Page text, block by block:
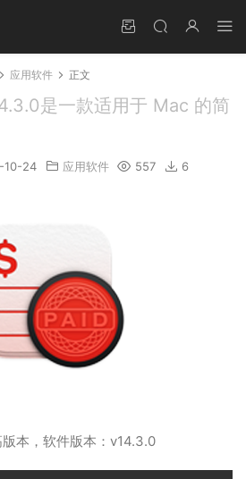
应用软件 正文
是一款适用于 Mac 的简
10-24 应用软件 557
6
版本，软件版本：v14.3.0